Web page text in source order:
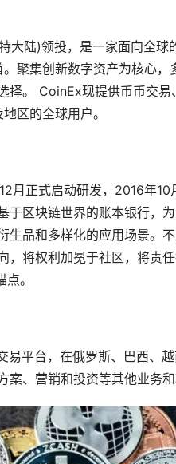
大陆)领投，是一家面向全
聚集创新数字资产为核心
择。 CoinEx现提供币币交
区的全球用户。
月正式启动研发，2016年
区块链世界的账本银行，
生品和多样化的应用场景。
，将权利加冕于社区，将责
。
易平台，在俄罗斯、巴西、
、营销和投资等其他业务和